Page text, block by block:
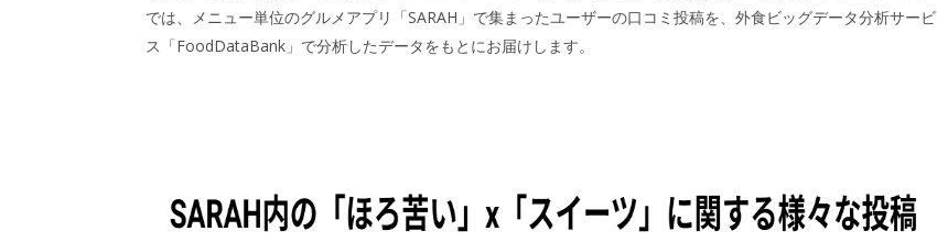
では、メニュー単位のグルメアプリ「SARAH」で集まったユーザーの口コミ投稿を、外食ビッグデータ分析サービ
ス「FoodDataBank」で分析したデータをもとにお届けします。